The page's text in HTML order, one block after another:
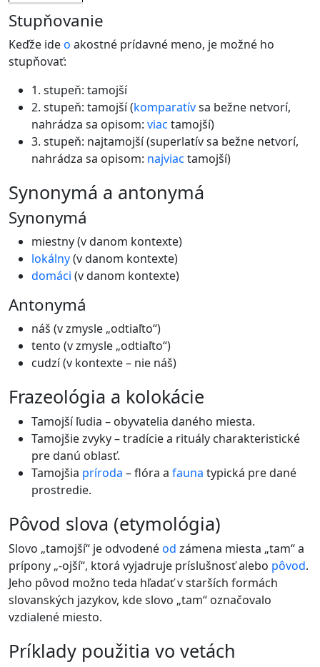
Stupňovanie
Keďže ideo akostné prídavné meno, je možné ho
stupňovať:
1. stupeň: tamojší
2. stupeň: tamojší (komparatívsa bežne netvorí,
nahrádza sa opisom: viac tamojší)
3. stupeň: najtamojší (superlatív sa bežne netvorí,
nahrádza sa opisom: najviac tamojší)
synonymá a antonymá
Synonymá
miestny (v danom kontexte)
lokálny(v danom kontexte)
domáci (v danom kontexte)
Antonymá
náš (v zmysle „odtiaľto“)
tento (v zmysle „odtiaľto“)
cudzí (v kontexte – nie náš)
frazeológia a kolokácie
Tamojší ľudia – obyvatelia daného miesta.
Tamojšie zvyky – tradície a rituály charakteristické
pre danú oblasť.
Tamojšia príroda – flóra a fauna typická pre dané
prostredie.
pôvod slova (etymológia)
Slovo „tamojší“ je odvodenéod zámena miesta „tam“ a
prípony „-ojší“, ktorá vyjadruje príslušnosť alebo pôvod.
Jeho pôvod možno teda hľadať v starších formách
slovanských jazykov, kde slovo „tam“ označovalo
vzdialené miesto.
príklady použitia vo vetách